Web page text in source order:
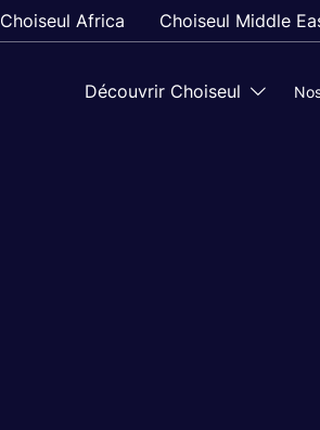
Choiseul Africa Choiseul Middle
Découvrir Choiseul